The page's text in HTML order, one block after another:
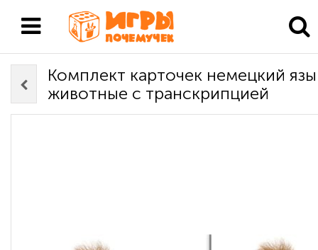
Комплект карточек немецкий
животные с транскрипцией